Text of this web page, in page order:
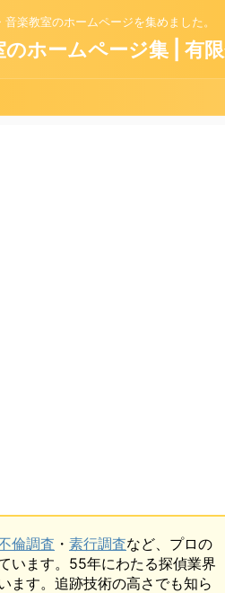
音楽教室のホームページを集めました。
のホームページ集 | 有
倫調査 ・ 素行調査など、プロの
います。55年にわたる探偵業界
ます。追跡技術の高さでも知ら